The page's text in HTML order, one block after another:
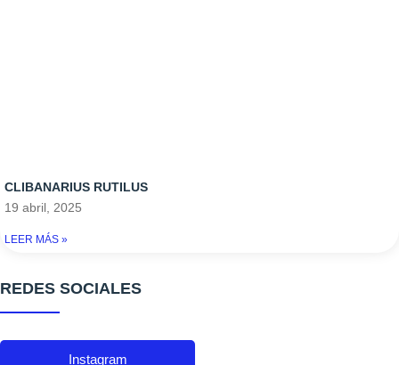
CLIBANARIUS RUTILUS
19 abril, 2025
LEER MÁS »
REDES SOCIALES
Instagram